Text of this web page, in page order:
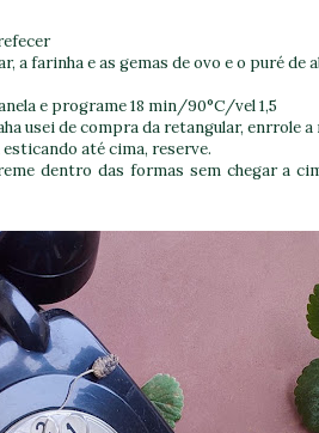
a farinha e as gemas de ovo e o puré de
e programe18 min/90°C/vel 1,5
usei de compra da retangular, enrrole
até cima, reserve.
dentro das formas sem chegar a